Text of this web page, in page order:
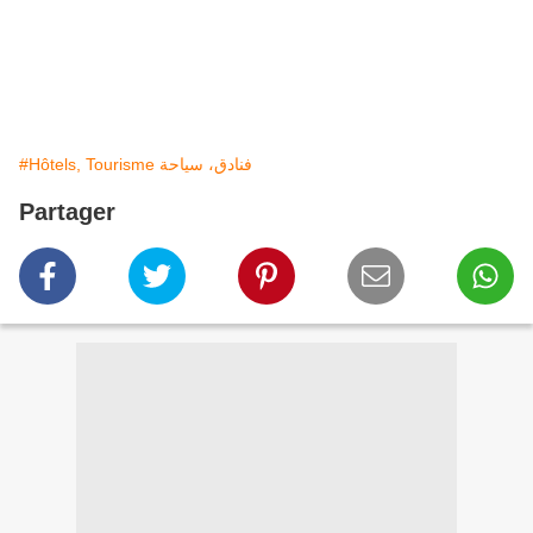
#Hôtels, Tourisme فنادق، سياحة
Partager